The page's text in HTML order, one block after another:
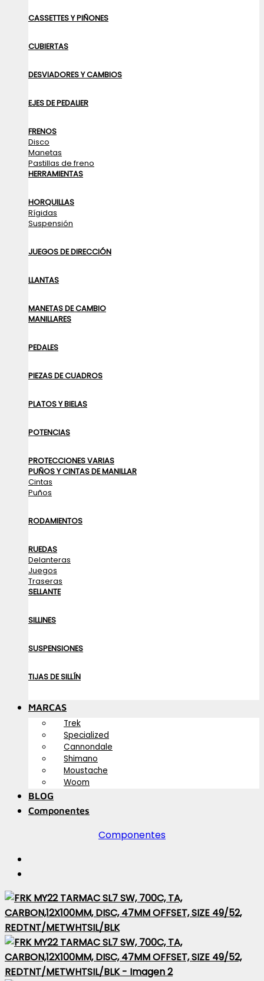
CASSETTES Y PIÑONES
CUBIERTAS
DESVIADORES Y CAMBIOS
EJES DE PEDALIER
FRENOS
Disco
Manetas
Pastillas de freno
HERRAMIENTAS
HORQUILLAS
Rígidas
Suspensión
JUEGOS DE DIRECCIÓN
LLANTAS
MANETAS DE CAMBIO
MANILLARES
PEDALES
PIEZAS DE CUADROS
PLATOS Y BIELAS
POTENCIAS
PROTECCIONES VARIAS
PUÑOS Y CINTAS DE MANILLAR
Cintas
Puños
RODAMIENTOS
RUEDAS
Delanteras
Juegos
Traseras
SELLANTE
SILLINES
SUSPENSIONES
TIJAS DE SILLÍN
MARCAS
Trek
Specialized
Cannondale
Shimano
Moustache
Woom
BLOG
Componentes
Componentes